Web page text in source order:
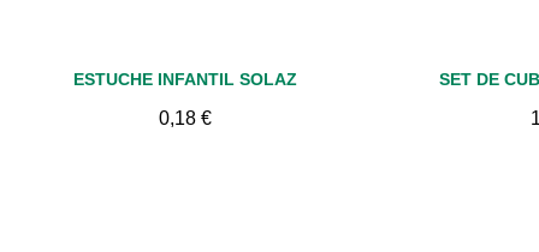
Vista rápida
ESTUCHE INFANTIL SOLAZ
0,18 €
SET DE